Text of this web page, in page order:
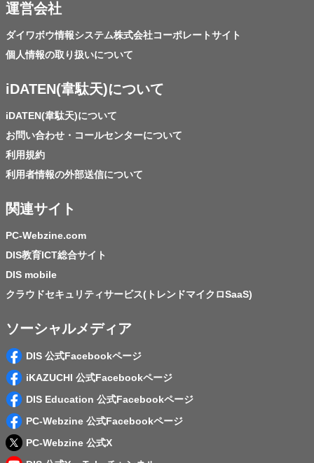
運営会社
ダイワボウ情報システム株式会社コーポレートサイト
個人情報の取り扱いについて
iDATEN(韋駄天)について
iDATEN(韋駄天)について
お問い合わせ・コールセンターについて
利用規約
利用者情報の外部送信について
関連サイト
PC-Webzine.com
DIS教育ICT総合サイト
DIS mobile
クラウドセキュリティサービス(トレンドマイクロSaaS)
ソーシャルメディア
DIS 公式Facebookページ
iKAZUCHI 公式Facebookページ
DIS Education 公式Facebookページ
PC-Webzine 公式Facebookページ
PC-Webzine 公式X